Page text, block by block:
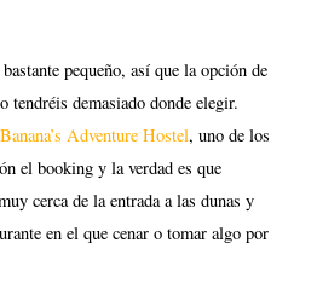
pequeño, así que la opción de
tendréis demasiado donde elegir.
Banana’s Adventure Hostel, uno de los
el booking y la verdad es que
cerca de la entrada a las dunas y
en el que cenar o tomar algo por